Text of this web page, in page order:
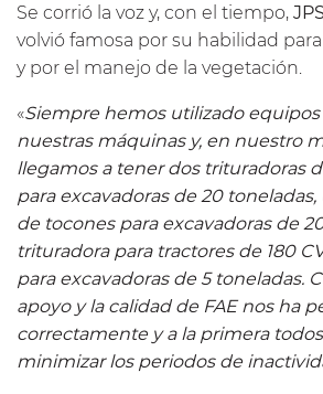
Se corrió la voz y, con el tiempo,
volvió famosa por su habilidad
y por el manejo de la vegetación.
«Siempre hemos utilizado equipos
nuestras máquinas y, en nuestro
llegamos a tener dos trituradoras
para excavadoras de 20
de tocones para excavadoras de
trituradora para tractores de 180
para excavadoras de 5 toneladas.
apoyo y la calidad de FAE nos ha
correctamente y a la primera
minimizar los periodos de